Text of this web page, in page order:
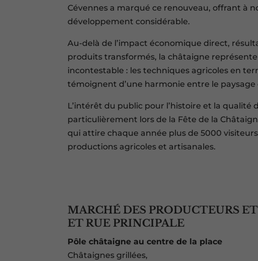
Cévennes a marqué ce renouveau, offrant à
développement considérable.
Au-delà de l’impact économique direct,
produits transformés, la châtaigne
incontestable : les techniques agricoles en
témoignent d’une harmonie entre le paysage
L’intérêt du public pour l’histoire et la
particulièrement lors de la Fête de la
qui attire chaque année plus de 5000
productions agricoles et artisanales.
MARCHÉ DES PRODUCTEURS
ET RUE PRINCIPALE
Pôle châtaigne au centre de la place
Châtaignes grillées,